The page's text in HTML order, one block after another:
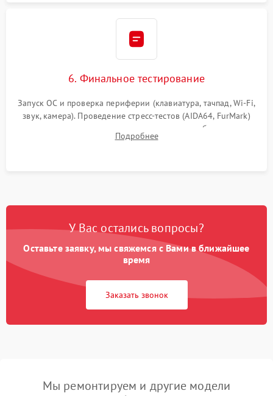
6. Финальное тестирование
Запуск ОС и проверка периферии (клавиатура, тачпад, Wi-Fi,
звук, камера). Проведение стресс-тестов (AIDA64, FurMark)
для контроля температурного режима и стабильности
системы под пиковой нагрузкой.
Подробнее
У Вас остались вопросы?
Оставьте заявку, мы свяжемся с Вами в ближайшее
время
Заказать звонок
Мы ремонтируем и другие модели